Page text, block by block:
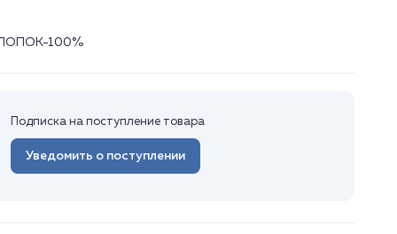
100%
Подписка на поступление товара
Уведомить о поступлении